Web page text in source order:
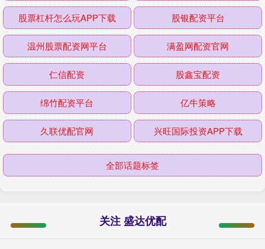
股票杠杆怎么玩APP下载 股银配资平台
温州股票配资网平台 满盈网配资官网
仁信配资 股鑫宝配资
绵竹配资平台 亿牛策略
久联优配官网 兴旺国际投资APP下载
全部话题标签
关注 盛达优配